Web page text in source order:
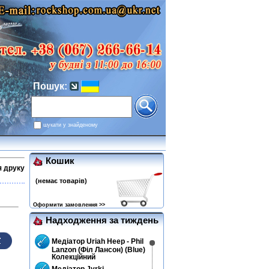
Пошук:
шукати у знайденому
друку
Кошик
(немає товарів)
Оформити замовлення >>
Надходження за тиждень
Медіатор Uriah Heep - Phil
Lanzon (Філ Лансон) (Blue)
Колекційний